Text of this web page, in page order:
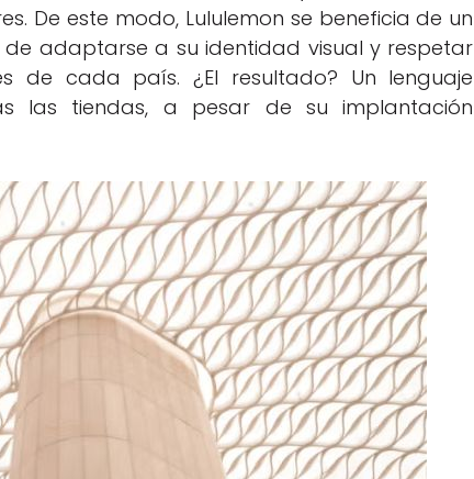
De este modo, Lululemon se beneficia de un
adaptarse a su identidad visual y respetar
de cada país. ¿El resultado? Un lenguaje
las tiendas, a pesar de su implantación